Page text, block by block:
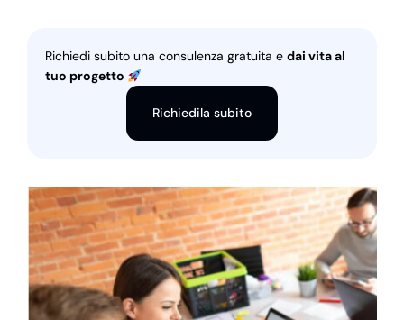
Richiedi subito una consulenza gratuita e dai vita al
tuo progetto
Richiedila subito